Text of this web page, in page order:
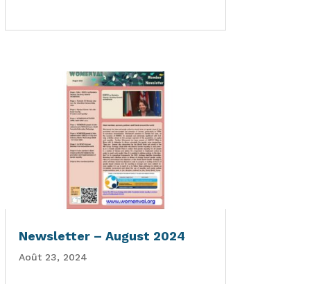
Newsletter – August 2024
Août 23, 2024